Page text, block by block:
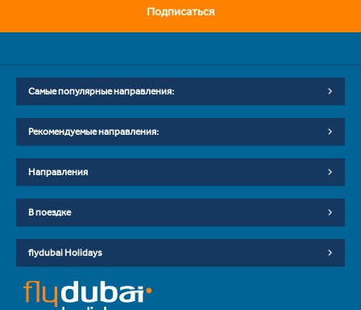
Подписаться
Самые популярные направления:
Рекомендуемые направления:
Направления
В поездке
flydubai Holidays